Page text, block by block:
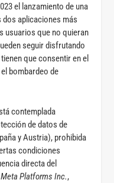
el lanzamiento de una
dos aplicaciones más
usuarios que no quieran
seguir disfrutando
que consentir en el
bombardeo de
contemplada
de datos de
y Austria), prohibida
condiciones
directa del
Meta Platforms Inc.,